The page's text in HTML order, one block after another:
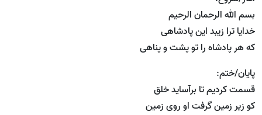
بسم الله الرحمان الرحیم
خدایا ترا زیبد این پادشاهی
که هر پادشاه را تو پشت و پناهی
پایان/ختم:
قسمت کردیم تا برآساید خلق
کو زیر زمین گرفت او روی زمین